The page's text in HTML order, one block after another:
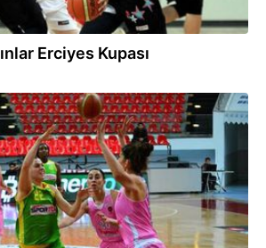
Erciyes Kupası